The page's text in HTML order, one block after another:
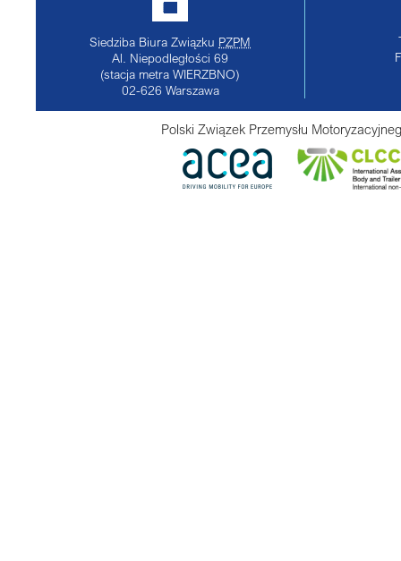
Siedziba Biura Związku PZPM
Al. Niepodległości 69
(stacja metra WIERZBNO)
02-626 Warszawa
Polski Związek Przemysłu